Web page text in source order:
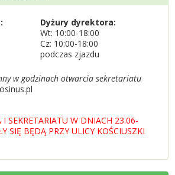
Dyżury dyrektora:
Wt: 10:00-18:00
Cz: 10:00-18:00
podczas zjazdu
w godzinach otwarcia sekretariatu
I SEKRETARIATU W DNIACH 23.06-
SIĘ BĘDĄ PRZY ULICY KOŚCIUSZKI